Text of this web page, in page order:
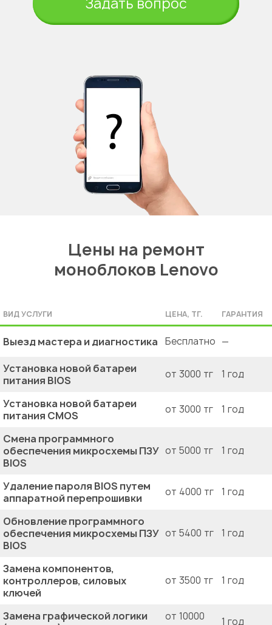
Задать вопрос
Цены на ремонт
моноблоков Lenovo
ВИД УСЛУГИ ЦЕНА, ТГ. ГАРАНТИЯ
Выезд мастера и диагностика Бесплатно —
Установка новой батареи
питания BIOS
от 3000 тг 1 год
Установка новой батареи
питания CMOS
от 3000 тг 1 год
Смена программного
обеспечения микросхемы ПЗУ
BIOS
от 5000 тг 1 год
Удаление пароля BIOS путем
аппаратной перепрошивки
от 4000 тг 1 год
Обновление программного
обеспечения микросхемы ПЗУ
BIOS
от 5400 тг 1 год
Замена компонентов,
контроллеров, силовых
ключей
от 3500 тг 1 год
Замена графической логики
от 10000
1 год